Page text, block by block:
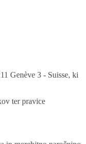
Genève 3 - Suisse, ki
ter pravice